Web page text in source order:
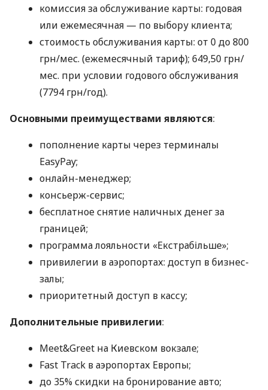
комиссия за обслуживание карты: годовая
или ежемесячная — по выбору клиента;
стоимость обслуживания карты: от 0 до 800
грн/мес. (ежемесячный тариф); 649,50 грн/
мес. при условии годового обслуживания
(7794 грн/год).
Основными преимуществами являются:
пополнение карты через терминалы
EasyPay;
онлайн-менеджер;
консьерж-сервис;
бесплатное снятие наличных денег за
границей;
программа лояльности «Екстрабільше»;
привилегии в аэропортах: доступ в бизнес-
залы;
приоритетный доступ в кассу;
Дополнительные привилегии:
Meet&Greet на Киевском вокзале;
Fast Track в аэропортах Европы;
до 35% скидки на бронирование авто;